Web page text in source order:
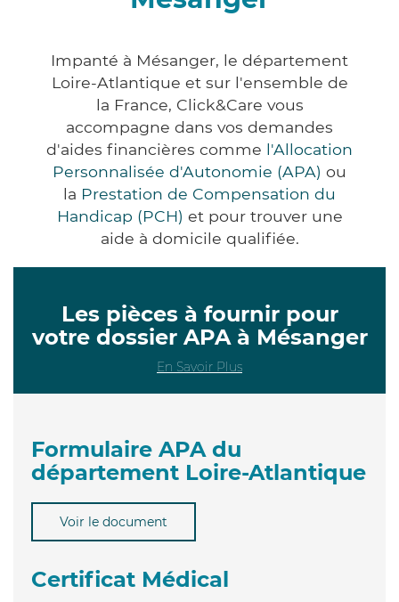
Impanté à Mésanger, le département
Loire-Atlantique et sur l'ensemble de
la France, Click&Care vous
accompagne dans vos demandes
d'aides financières comme l'Allocation
Personnalisée d'Autonomie (APA) ou
la Prestation de Compensation du
Handicap (PCH) et pour trouver une
aide à domicile qualifiée.
Les pièces à fournir pour
votre dossier APA à Mésanger
En Savoir Plus
Formulaire APA du
département Loire-Atlantique
Voir le document
Certificat Médical